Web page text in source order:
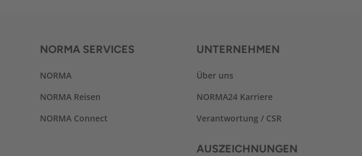
NORMA SERVICES
NORMA
NORMA Reisen
NORMA Connect
UNTERNEHMEN
Über uns
NORMA24 Karriere
Verantwortung / CSR
AUSZEICHNUNGEN